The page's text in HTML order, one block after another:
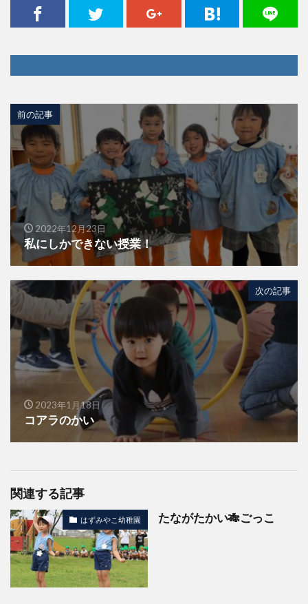
前の記事
2022年12月23日
私にしかできない授業！
次の記事
2023年1月18日
コアラのかい
関連する記事
はずみやこ幼稚園 たながたかい🎋ごっこ